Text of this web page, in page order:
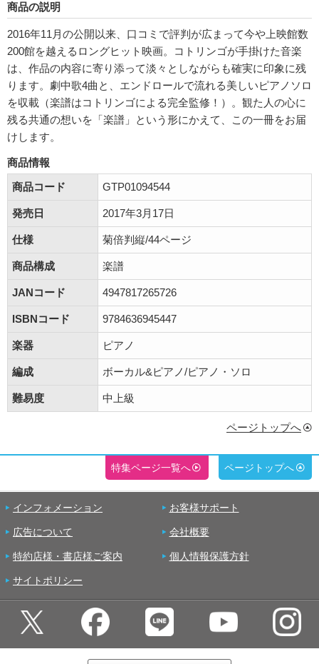
商品の説明
2016年11月の公開以来、口コミで評判が広まって今や上映館数
200館を越えるロングヒット映画。コトリンゴが手掛けた音楽
は、作品の内容に寄り添って淡々としながらも確実に印象に残
ります。劇中歌4曲と、エンドロールで流れる美しいピアノソロ
を収載（楽譜はコトリンゴによる完全監修！）。観た人の心に
残る共通の想いを「楽譜」という形にかえて、この一冊をお届
けします。
商品情報
商品コード
GTP01094544
発売日 2017年3月17日
仕様 菊倍判縦/44ページ
商品構成 楽譜
JANコード 4947817265726
ISBNコード 9784636945447
楽器 ピアノ
編成 ボーカル&ピアノ/ピアノ・ソロ
難易度 中上級
ページトップへ
特集ページ一覧へ ページトップへ
インフォメーション お客様サポート
広告について 会社概要
特約店様・書店様ご案内 個人情報保護方針
サイトポリシー